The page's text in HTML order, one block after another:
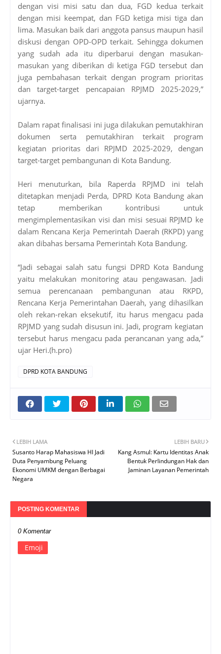
dengan visi misi satu dan dua, FGD kedua terkait
dengan misi keempat, dan FGD ketiga misi tiga dan
lima. Masukan baik dari anggota pansus maupun hasil
diskusi dengan OPD-OPD terkait. Sehingga dokumen
yang sudah ada itu diperbarui dengan masukan-
masukan yang diberikan di ketiga FGD tersebut dan
juga pembahasan terkait dengan program prioritas
dan target-target pencapaian RPJMD 2025-2029,”
ujarnya.
Dalam rapat finalisasi ini juga dilakukan pemutakhiran
dokumen serta pemutakhiran terkait program
kegiatan prioritas dari RPJMD 2025-2029, dengan
target-target pembangunan di Kota Bandung.
Heri menuturkan, bila Raperda RPJMD ini telah
ditetapkan menjadi Perda, DPRD Kota Bandung akan
tetap memberikan kontribusi untuk
mengimplementasikan visi dan misi sesuai RPJMD ke
dalam Rencana Kerja Pemerintah Daerah (RKPD) yang
akan dibahas bersama Pemerintah Kota Bandung.
“Jadi sebagai salah satu fungsi DPRD Kota Bandung
yaitu melakukan monitoring atau pengawasan. Jadi
semua perencanaan pembangunan atau RKPD,
Rencana Kerja Pemerintahan Daerah, yang dihasilkan
oleh rekan-rekan eksekutif, itu harus mengacu pada
RPJMD yang sudah disusun ini. Jadi, program kegiatan
tersebut harus mengacu pada perancanan yang ada,”
ujar Heri.(h.pro)
DPRD KOTA BANDUNG
LEBIH BARU
Kang Asmul: Kartu Identitas Anak
Bentuk Perlindungan Hak dan
Jaminan Layanan Pemerintah
LEBIH LAMA
Susanto Harap Mahasiswa HI Jadi
Duta Penyambung Peluang
Ekonomi UMKM dengan Berbagai
Negara
POSTING KOMENTAR
0 Komentar
Emoji